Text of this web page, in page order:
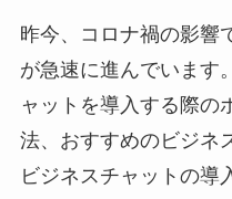
昨今、コロナ禍の影響
が急速に進んでいます
ャットを導入する際の
法、おすすめのビジネ
ビジネスチャットの導